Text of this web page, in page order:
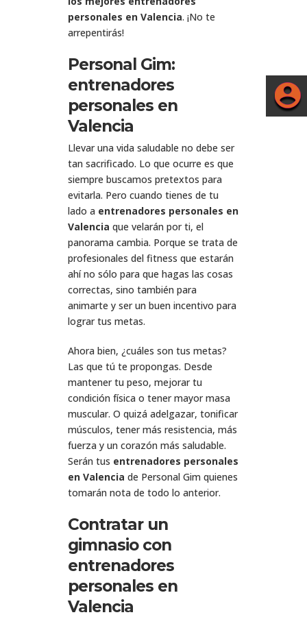
personales en Valencia. ¡No te
arrepentirás!
Personal Gim:
entrenadores
personales en
Valencia
Llevar una vida saludable no debe ser
tan sacrificado. Lo que ocurre es que
siempre buscamos pretextos para
evitarla. Pero cuando tienes de tu
lado a entrenadores personales en
Valencia que velarán por ti, el
panorama cambia. Porque se trata de
profesionales del fitness que estarán
ahí no sólo para que hagas las cosas
correctas, sino también para
animarte y ser un buen incentivo para
lograr tus metas.
Ahora bien, ¿cuáles son tus metas?
Las que tú te propongas. Desde
mantener tu peso, mejorar tu
condición física o tener mayor masa
muscular. O quizá adelgazar, tonificar
músculos, tener más resistencia, más
fuerza y un corazón más saludable.
Serán tus entrenadores personales
en Valencia de Personal Gim quienes
tomarán nota de todo lo anterior.
Contratar un
gimnasio con
entrenadores
personales en
Valencia